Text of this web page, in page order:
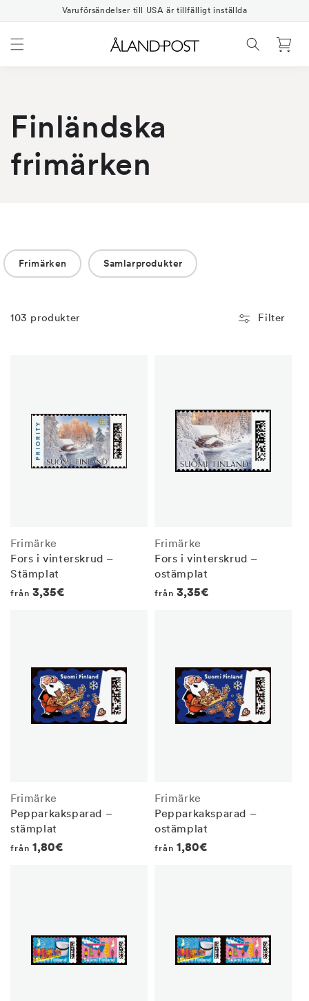
till
Varuförsändelser till USA är tillfälligt inställda
Varukorg
Finländska
frimärken
Frimärken Samlarprodukter
103 produkter Filter
Frimärke
Fors i vinterskrud –
Stämplat
Regular
från 3,35€
Frimärke
Fors i vinterskrud –
ostämplat
Regular
från 3,35€
Frimärke
Pepparkaksparad –
stämplat
Regular
från 1,80€
Frimärke
Pepparkaksparad –
ostämplat
Regular
från 1,80€